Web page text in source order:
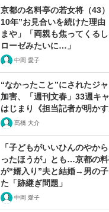
京都の名料亭の若女将（43
10年”お見合いを続けた理由
まや」「両親も焦ってくる
ローゼみたいに…」
中岡 愛子
“なかったこと”にされたジ
加害、「週刊文春」33週キ
はじまり《担当記者が明かす
髙橋 大介
「子どもがいいひんのやか
ったほうが」とも…京都の料
が“婿入り”夫と結婚→男の子
た「跡継ぎ問題」
中岡 愛子